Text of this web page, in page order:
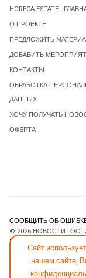
Сайт
нашем сайте,
HORECA ESTATE |
О ПРОЕКТЕ
ПРЕДЛОЖИТЬ
ДОБАВИТЬ
КОНТАКТЫ
ОБРАБОТКА
ДАННЫХ
ХОЧУ ПОЛУЧАТЬ
ОФЕРТА
СООБЩИТЬ ОБ
© 2026 НОВОСТИ
ESTATE
-
ЛИЦЕНЗИИGNU